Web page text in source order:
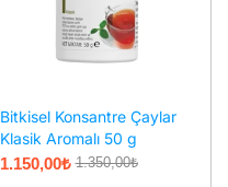
Bitkisel Konsantre Çaylar
Klasik Aromalı 50 g
1.350,00₺
1.150,00₺